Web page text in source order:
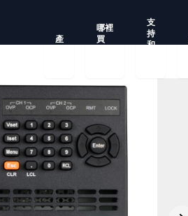
產
哪裡
買
支
持
和